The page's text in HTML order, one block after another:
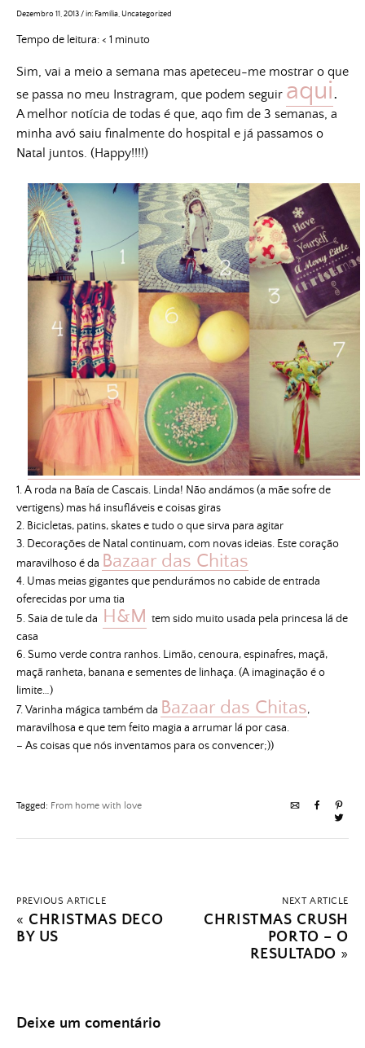
Dezembro 11, 2013/in: Família Uncategorized
Tempo de leitura:< 1 minuto
Sim, vai a meio a semana mas apeteceu-me mostrar o que
se passa no meu Instragram, que podem seguir aqui.
A melhor notícia de todas é que, aqo fim de 3 semanas, a
minha avó saiu finalmente do hospital e já passamos o
Natal juntos. (Happy!!!!)
1. A roda na Baía de Cascais. Linda! Não andámos (a mãe sofre de
vertigens) mas há insufláveis e coisas giras
2. Bicicletas, patins, skates e tudo o que sirva para agitar
3. Decorações de Natal continuam, com novas ideias. Este coração
maravilhoso é da Bazaar das Chitas
4. Umas meias gigantes que pendurámos no cabide de entrada
oferecidas por uma tia
5. Saia de tule da H&M tem sido muito usada pela princesa lá de
casa
6. Sumo verde contra ranhos. Limão, cenoura, espinafres, maçã,
maçã ranheta, banana e sementes de linhaça. (A imaginação é o
limite…)
7. Varinha mágica também da Bazaar das Chitas,
maravilhosa e que tem feito magia a arrumar lá por casa.
– As coisas que nós inventamos para os convencer;))
Tagged: From home with love
PREVIOUS ARTICLE
« CHRISTMAS DECO
BY US
NEXT ARTICLE
CHRISTMAS CRUSH
PORTO – O
RESULTADO »
Deixe um comentário